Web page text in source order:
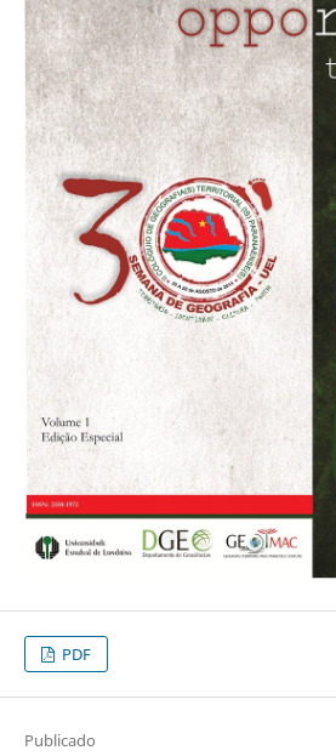
PDF
Publicado